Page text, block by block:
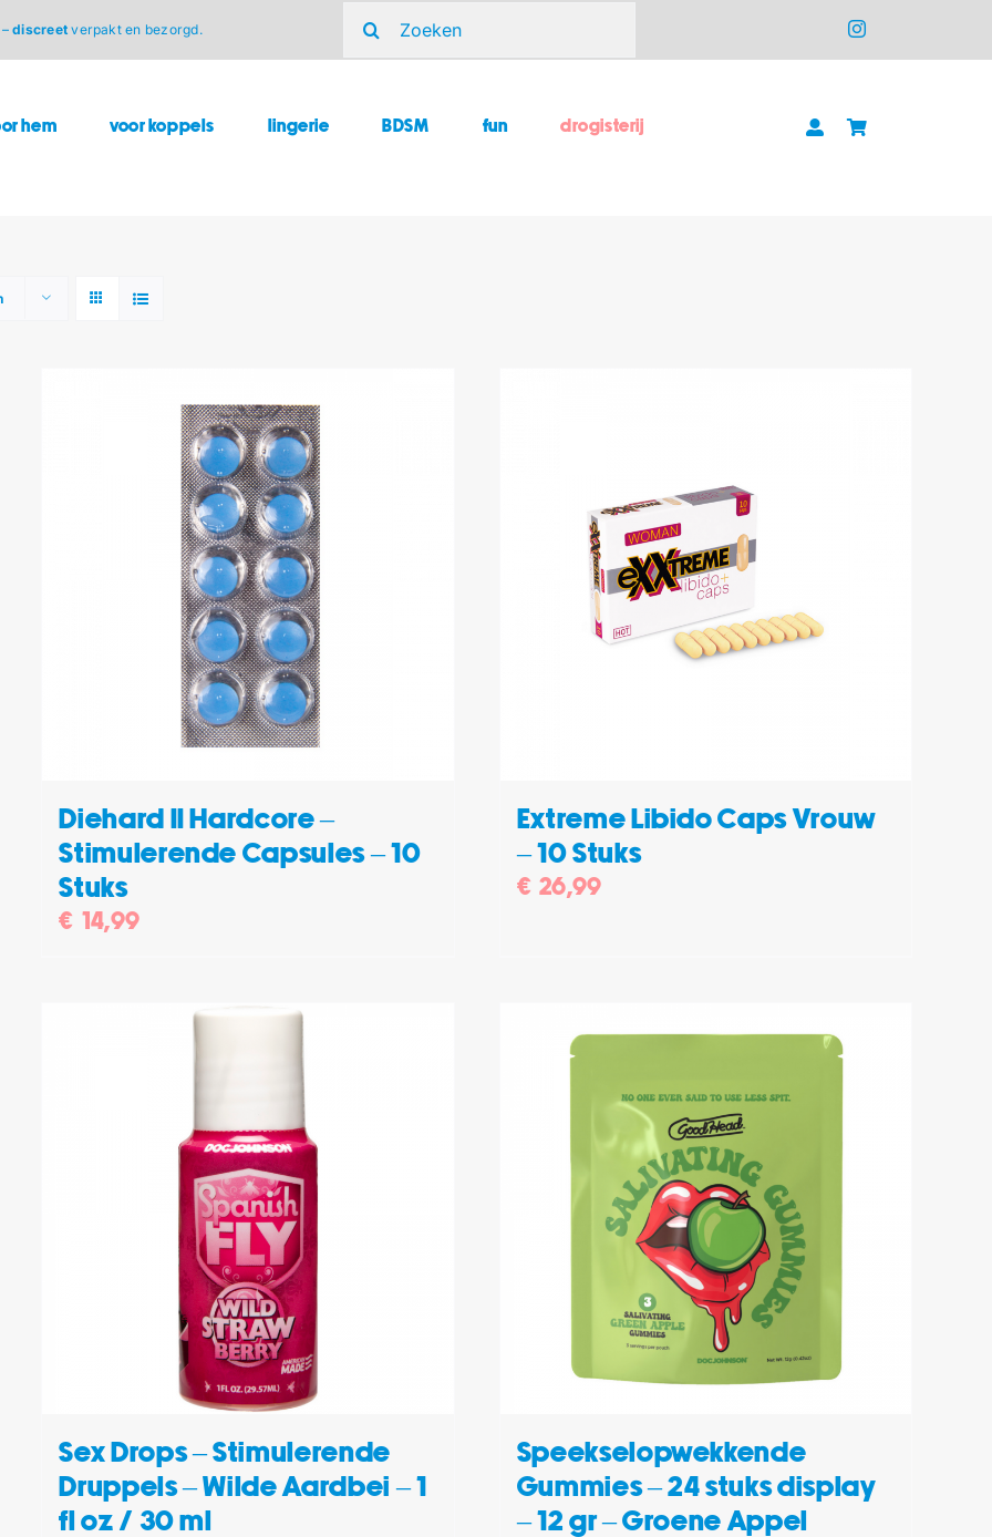
–discreet verpakt en bezorgd.
naar:
hem voor koppels lingerie BDSM fun drogisterij
Diehard II Hardcore –
Stimulerende Capsules – 10
Stuks
€ 14,99
TOEVOEGEN AAN WINKELWAGEN
DETAILS
Extreme Libido Caps Vrouw
– 10 Stuks
€ 26,99
Sex Drops – Stimulerende
Druppels – Wilde Aardbei – 1
fl oz / 30 ml
TOEVOEGEN AAN WINKELWAGEN
DETAILS
Speekselopwekkende
Gummies – 24 stuks display
– 12 gr – Groene Appel